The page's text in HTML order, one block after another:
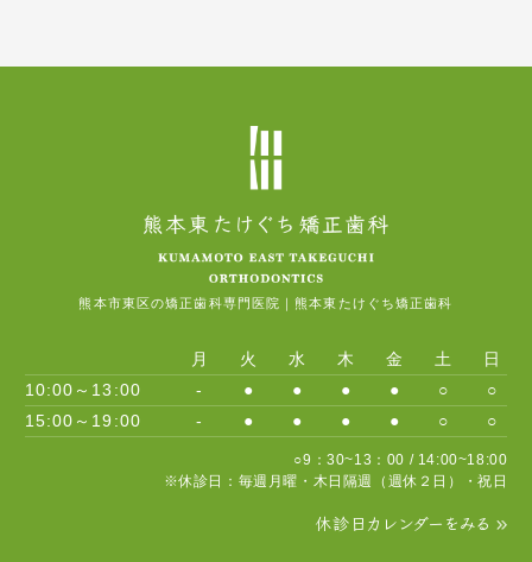
熊本市東区の矯正歯科専門医院｜熊本東たけぐち矯正歯科
月 火 水 木 金 土
日
10:00～13:00
- ● ● ● ● ○
○
15:00～19:00
- ● ● ● ● ○ ○
○9：30~13：00 / 14:00~18:00
※休診日：毎週月曜・木日隔週（週休２日）・祝日
休診日カレンダーをみる